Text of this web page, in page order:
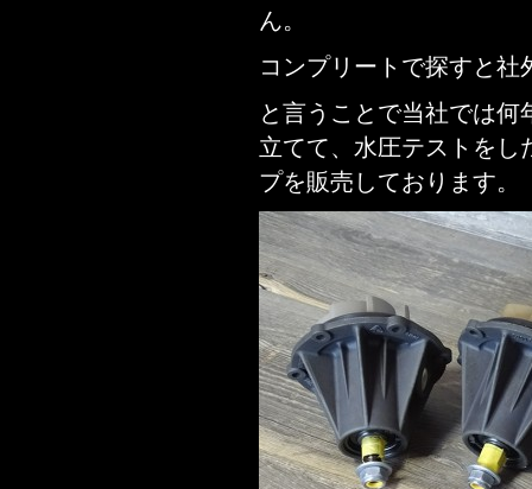
ん。
コンプリートで探すと社
と言うことで当社では
立てて、水圧テストをし
プを販売しております。